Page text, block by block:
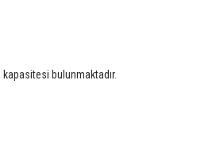
bulunmaktadır.